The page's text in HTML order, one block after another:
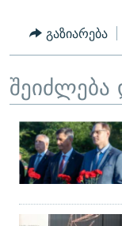
გაზიარება